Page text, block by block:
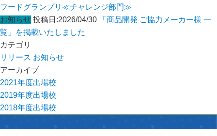
フードグランプリ≪チャレンジ部門≫
お知らせ 投稿日:2026/04/30
「商品開発 ご協力メーカー様 一
覧」を掲載いたしました
カテゴリ
リリース お知らせ
アーカイブ
2021年度出場校
2019年度出場校
2018年度出場校